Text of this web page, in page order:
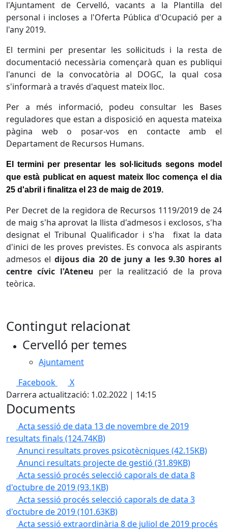
l'Ajuntament de Cervelló, vacants a la Plantilla del
personal i incloses a l'Oferta Pública d'Ocupació per a
l'any 2019.
El termini per presentar les sol·licituds i la resta de
documentació necessària començarà quan es publiqui
l'anunci de la convocatòria al DOGC, la qual cosa
s'informarà a través d'aquest mateix lloc.
Per a més informació, podeu consultar les Bases
reguladores que estan a disposició en aquesta mateixa
pàgina web o posar-vos en contacte amb el
Departament de Recursos Humans.
El termini per presentar les sol·licituds segons model
que està publicat en aquest mateix lloccomença el dia
25 d'abril i finalitza el 23 de maig de 2019.
Per Decret de la regidora de Recursos 1119/2019 de 24
de maig s'ha aprovat la llista d'admesos i exclosos, s'ha
designat el Tribunal Qualificador i s'ha fixat la data
d'inici de les proves previstes. Es convoca als aspirants
admesos el dijous dia 20 de juny a les 9.30 hores al
centre cívic l'Ateneu per la realització de la prova
teòrica.
Contingut relacionat
Cervelló per temes
Ajuntament
Facebook
X
Darrera actualització: 1.02.2022 | 14:15
Documents
Acta sessió de data 13 de novembre de 2019
resultats finals (124.74KB)
Anunci resultats proves psicotècniques (42.15KB)
Anunci resultats projecte de gestió (31.89KB)
Acta sessió procés selecció caporals de data 8
d'octubre de 2019(93.1KB)
Acta sessió procés selecció caporals de data 3
d'octubre de 2019(101.63KB)
Acta sessió extraordinària 8 de juliol de 2019 procés